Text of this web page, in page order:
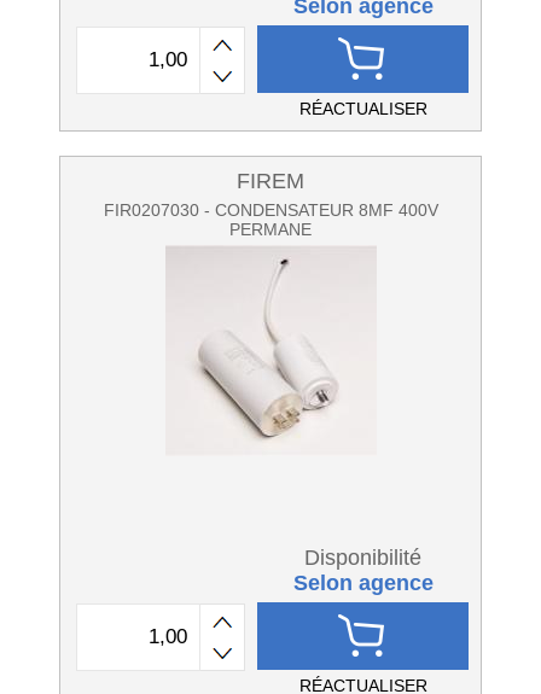
Selon agence
RÉACTUALISER
FIREM
FIR0207030 - CONDENSATEUR 8MF 400V
PERMANE
Disponibilité
Selon agence
RÉACTUALISER